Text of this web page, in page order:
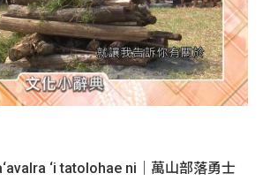
‘i tatolohae ni｜萬山部落勇士